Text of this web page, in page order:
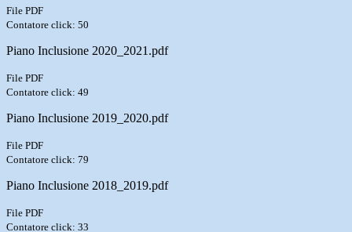
File PDF
Contatore click: 50
Piano Inclusione 2020_2021.pdf
File PDF
Contatore click: 49
Piano Inclusione 2019_2020.pdf
File PDF
Contatore click: 79
Piano Inclusione 2018_2019.pdf
File PDF
Contatore click: 33